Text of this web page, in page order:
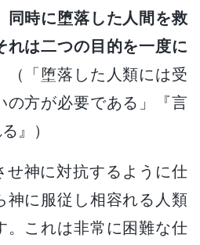
同時に堕落した人間を救
れは二つの目的を一度に
（「堕落した人類には受
の方が必要である」『言
』）
せ神に対抗するように仕
神に服従し相容れる人類
。これは非常に困難な仕